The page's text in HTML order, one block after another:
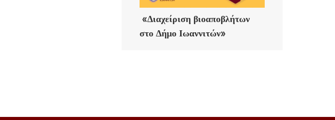
«Διαχείριση βιοαποβλήτων
στο Δήμο Ιωαννιτών»